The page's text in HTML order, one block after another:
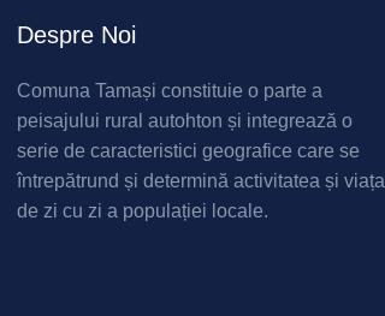
Despre Noi
Comuna Tamași constituie o parte a
peisajului rural autohton și integrează o
serie de caracteristici geografice care se
întrepătrund și determină activitatea și viața
de zi cu zi a populației locale.